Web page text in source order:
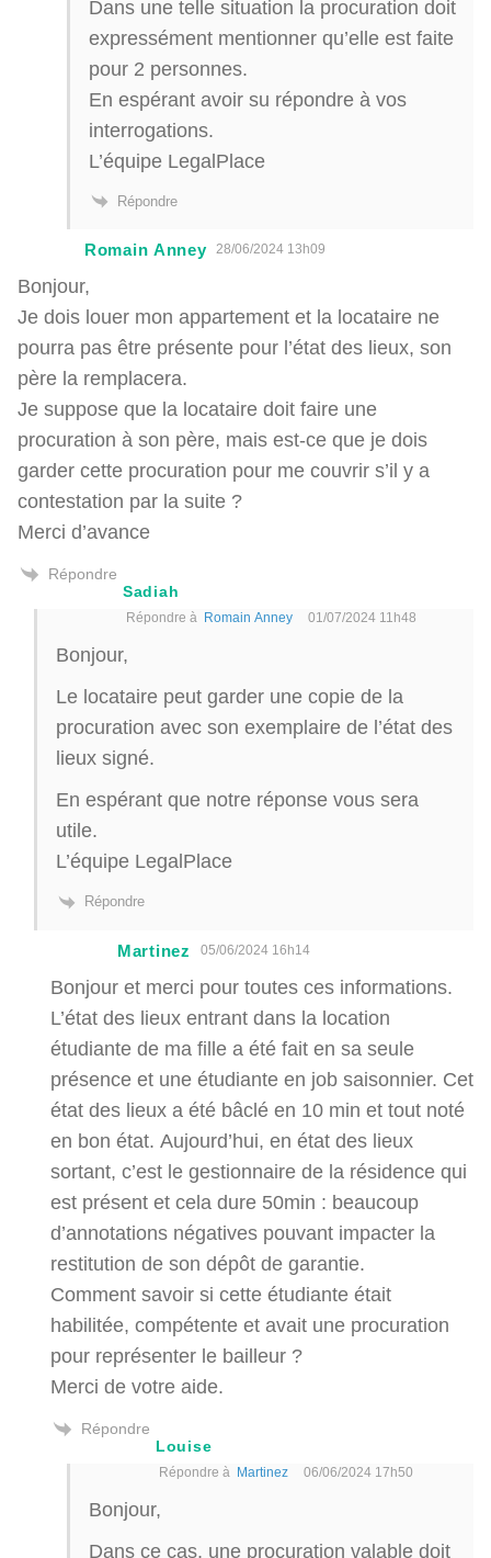
Dans une telle situation la procuration doit
expressément mentionner qu’elle est faite
pour 2 personnes.
En espérant avoir su répondre à vos
interrogations.
L’équipe LegalPlace
Répondre
Romain Anney 28/06/2024 13h09
Bonjour,
Je dois louer mon appartement et la locataire ne
pourra pas être présente pour l’état des lieux, son
père la remplacera.
Je suppose que la locataire doit faire une
procuration à son père, mais est-ce que je dois
garder cette procuration pour me couvrir s’il y a
contestation par la suite ?
Merci d’avance
Répondre
Sadiah
Répondre à Romain Anney 01/07/2024 11h48
Bonjour,
Le locataire peut garder une copie de la
procuration avec son exemplaire de l’état des
lieux signé.
En espérant que notre réponse vous sera
utile.
L’équipe LegalPlace
Répondre
Martinez 05/06/2024 16h14
Bonjour et merci pour toutes ces informations.
L’état des lieux entrant dans la location
étudiante de ma fille a été fait en sa seule
présence et une étudiante en job saisonnier. Cet
état des lieux a été bâclé en 10 min et tout noté
en bon état. Aujourd’hui, en état des lieux
sortant, c’est le gestionnaire de la résidence qui
est présent et cela dure 50min : beaucoup
d’annotations négatives pouvant impacter la
restitution de son dépôt de garantie.
Comment savoir si cette étudiante était
habilitée, compétente et avait une procuration
pour représenter le bailleur ?
Merci de votre aide.
Répondre
Louise
Répondre à Martinez 06/06/2024 17h50
Bonjour,
Dans ce cas, une procuration valable doit